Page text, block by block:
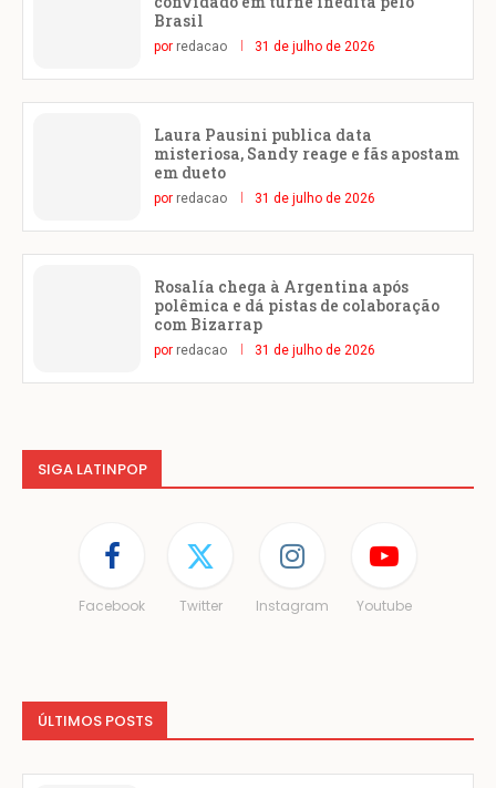
Brasil
por redacao 31 de julho de 2026
Laura Pausini publica data
misteriosa, Sandy reage e fãs apostam
em dueto
por redacao 31 de julho de 2026
Rosalía chega à Argentina após
polêmica e dá pistas de colaboração
com Bizarrap
por redacao 31 de julho de 2026
SIGA LATINPOP
Facebook Twitter Instagram Youtube
ÚLTIMOS POSTS